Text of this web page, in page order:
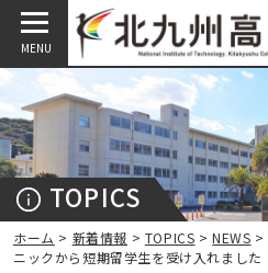
MENU
TOPICS
ホーム > 新着情報 > TOPICS >NEWS >
ニックから短期留学生を受け入れました